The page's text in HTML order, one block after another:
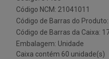
Código NCM: 21041011
Código de Barras do
Código de Barras da Caixa:
Embalagem: Unidade
Caixa contém 60 unidade(s)